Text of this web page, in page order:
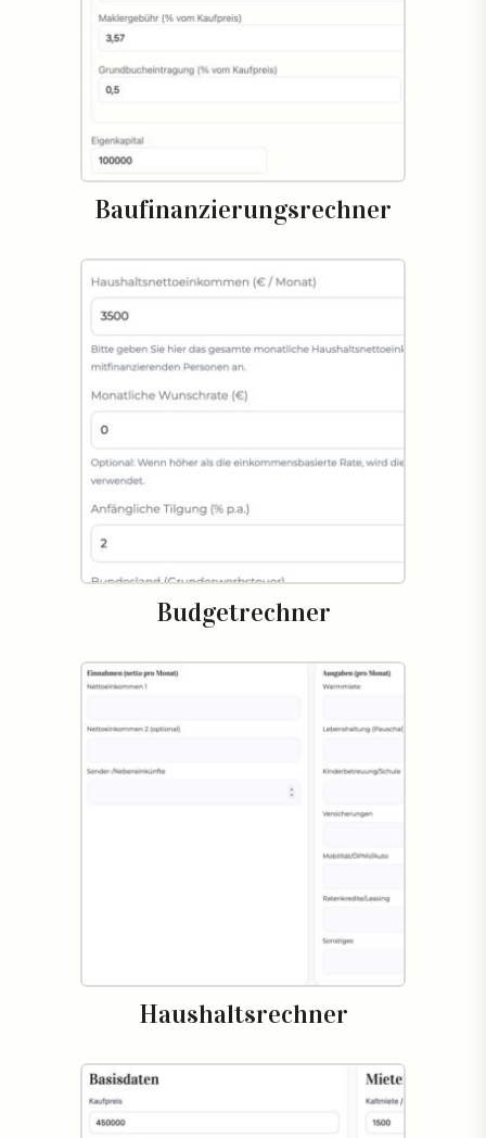
Baufinanzierungsrechner
Budgetrechner
Haushaltsrechner